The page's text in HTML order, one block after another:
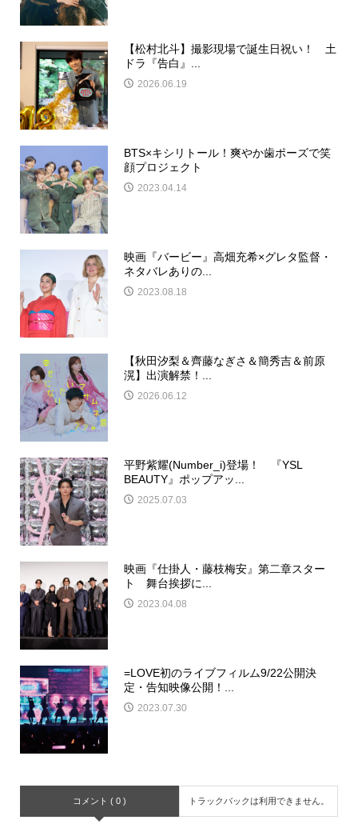
【松村北斗】撮影現場で誕生日祝い！ 土
ドラ『告白』...
2026.06.19
BTS×キシリトール！爽やか歯ポーズで笑
顔プロジェクト
2023.04.14
映画『バービー』高畑充希×グレタ監督・
ネタバレありの...
2023.08.18
【秋田汐梨＆齊藤なぎさ＆簡秀吉＆前原
滉】出演解禁！...
2026.06.12
平野紫耀(Number_i)登場！ 『YSL
BEAUTY』ポップアッ...
2025.07.03
映画『仕掛人・藤枝梅安』第二章スター
ト 舞台挨拶に...
2023.04.08
=LOVE初のライブフィルム9/22公開決
定・告知映像公開！...
2023.07.30
コメント ( 0 ) トラックバックは利用できません。